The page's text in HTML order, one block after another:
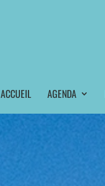
ACCUEIL AGENDA